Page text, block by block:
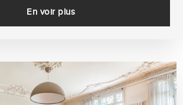
En voir plus